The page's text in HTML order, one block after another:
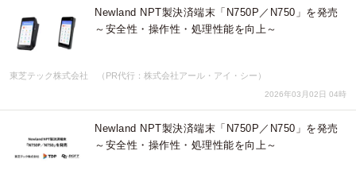
Newland NPT製決済端末「N750P／N750」を発売
～安全性・操作性・処理性能を向上～
東芝テック株式会社 （PR代行：株式会社アール・アイ・シー）
2026年03月02日 04時
Newland NPT製決済端末「N750P／N750」を発売
～安全性・操作性・処理性能を向上～